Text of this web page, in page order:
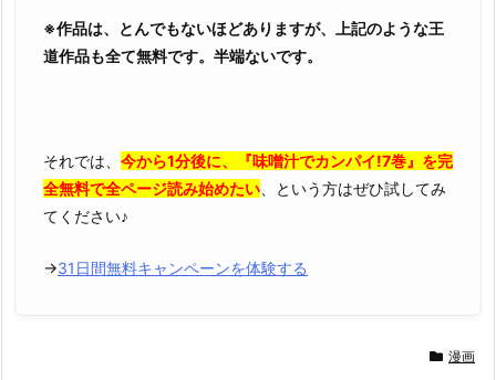
※作品は、とんでもないほどありますが、上記のような王
道作品も全て無料です。半端ないです。
それでは、 今から1分後に、『味噌汁でカンパイ!7巻』を完
全無料で全ページ読み始めたい 、という方はぜひ試してみ
てください♪
→31日間無料キャンペーンを体験する
漫画